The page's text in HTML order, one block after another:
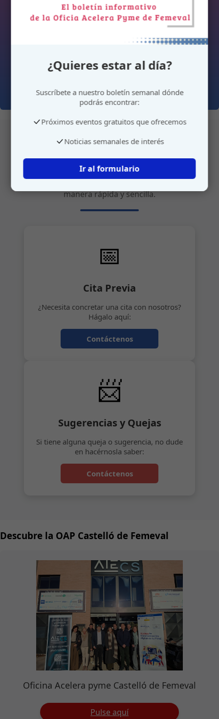
Atención personalizada
manera rápida y sencilla.
📅
Cita Previa
¿Necesita concretar una cita con nosotros?
Hágalo aquí:
Contáctenos
📨
Sugerencias y Quejas
Si tiene alguna queja o sugerencia, no dude
en hacérnosla saber:
Contáctenos
Descubre la OAP Castelló de Femeval
Oficina Acelera pyme Castelló de Femeval
Pulse aquí
¿Quieres estar al día?
Suscríbete a nuestro boletín semanal dónde
podrás encontrar:
Próximos eventos gratuitos que ofrecemos
Noticias semanales de interés
Ir al formulario